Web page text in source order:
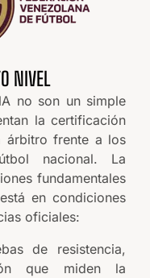
NIVEL
no son un simple
la certificación
árbitro frente a los
nacional. La
fundamentales
en condiciones
oficiales:
de resistencia,
que miden la